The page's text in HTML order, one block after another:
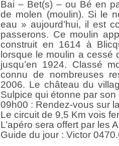
Bai – Bet(s) – ou Bé en
de molen (moulin). Si le
eau » aujourd’hui, il est
passerons. Ce moulin
construit en 1614 à
lorsque le moulin a cessé
jusqu’en 1924. Classé
connu de nombreuses
2006. Le château du
Sulpice qui étonne par
09h00 : Rendez-vous sur
Le circuit de 9,5 Km vois
L’apéro sera offert par les
Guide du jour : Victor